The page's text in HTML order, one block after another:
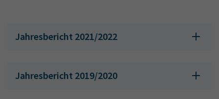
Jahresbericht 2021/2022
Jahresbericht 2019/2020